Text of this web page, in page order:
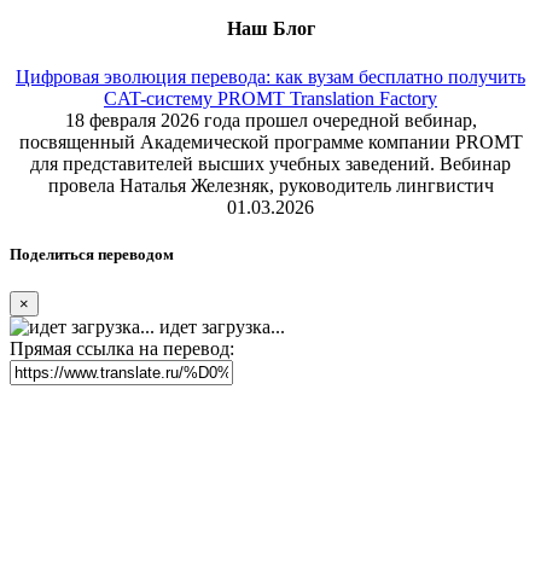
Наш Блог
Цифровая эволюция перевода: как вузам бесплатно получить
CAT-систему PROMT Translation Factory
18 февраля 2026 года прошел очередной вебинар,
посвященный Академической программе компании PROMT
для представителей высших учебных заведений. Вебинар
провела Наталья Железняк, руководитель лингвистич
01.03.2026
Поделиться переводом
×
идет загрузка...
Прямая ссылка на перевод: